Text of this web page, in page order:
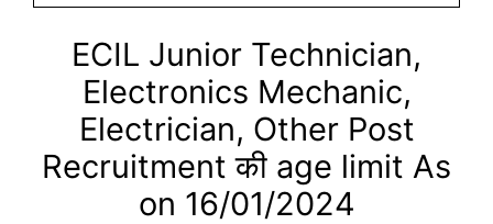
ECIL Junior Technician,
Electronics Mechanic,
Electrician, Other Post
Recruitment की age limit As
on 16/01/2024